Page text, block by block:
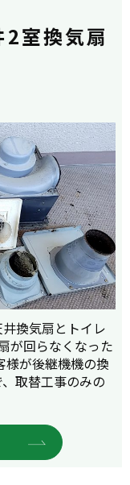
室換気扇
換気扇とトイレ
が回らなくなった
様が後継機機の換
取替工事のみの